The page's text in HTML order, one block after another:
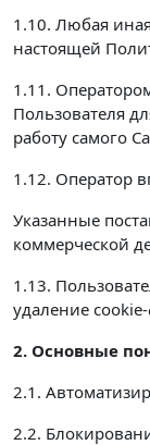
1.10. Любая
настоящей
1.11.
Пользователя
работу самого
1.12. Оператор
Указанные
коммерческой
1.13.
удаление
2. Основные
2.1.
2.2.